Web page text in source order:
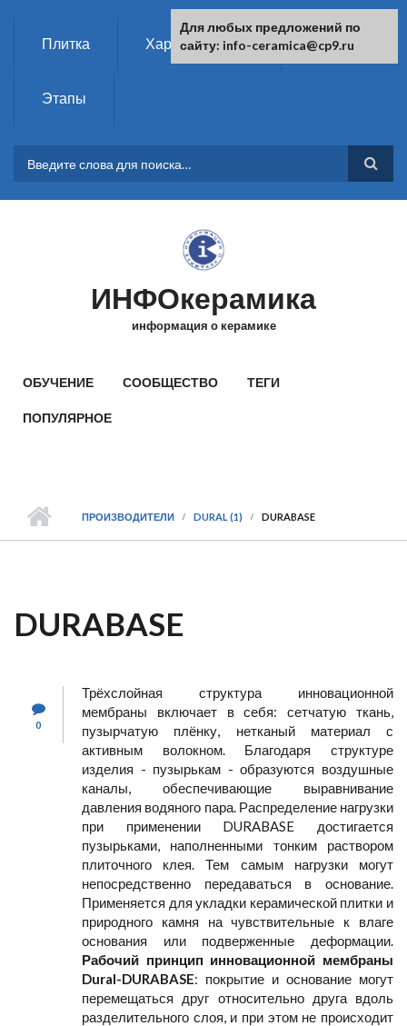
Перейти к основному содержанию
Плитка Характеристики Химия
Этапы
ФОРМА ПОИСКА
ИНФОкерамика
информация о керамике
ОБУЧЕНИЕ СООБЩЕСТВО ТЕГИ
ПОПУЛЯРНОЕ
ПРОИЗВОДИТЕЛИ DURAL (1) DURABASE
DURABASE
0
Трёхслойная структура инновационной
мембраны включает в себя: сетчатую ткань,
пузырчатую плёнку, нетканый материал с
активным волокном. Благодаря структуре
изделия - пузырькам - образуются воздушные
каналы, обеспечивающие выравнивание
давления водяного пара. Распределение нагрузки
при применении DURABASE достигается
пузырьками, наполненными тонким раствором
плиточного клея. Тем самым нагрузки могут
непосредственно передаваться в основание.
Применяется для укладки керамической плитки и
природного камня на чувствительные к влаге
основания или подверженные деформации.
Рабочий принцип инновационной мембраны
Dural-DURABASE: покрытие и основание могут
перемещаться друг относительно друга вдоль
разделительного слоя, и при этом не происходит
Для любых предложений по
сайту: info-ceramica@cp9.ru